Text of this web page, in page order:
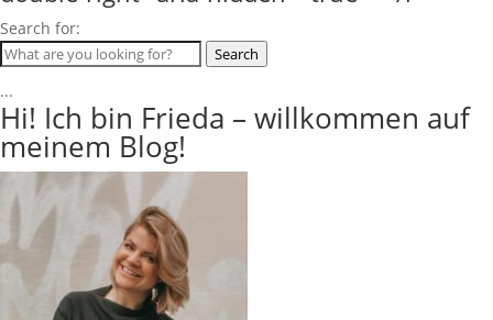
Search for:
Search
...
Hi! Ich bin Frieda – willkommen auf
meinem Blog!